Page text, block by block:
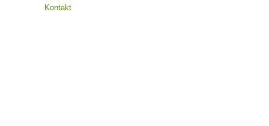
Kontakt